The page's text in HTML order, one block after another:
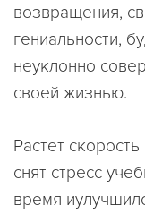
возвращения,
гениальности,
неуклонно
своей жизнью.
Растет
снят стресс
время